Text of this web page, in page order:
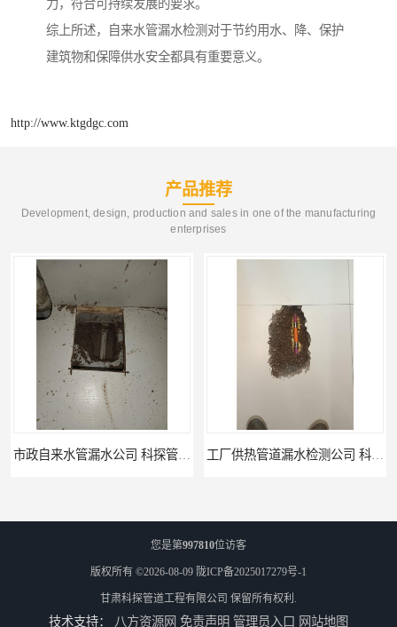
力，符合可持续发展的要求。
综上所述，自来水管漏水检测对于节约用水、降、保护
建筑物和保障供水安全都具有重要意义。
http://www.ktgdgc.com
产品推荐
Development, design, production and sales in one of the manufacturing
enterprises
公司仪器测漏电话 科探管道工程
您是第997810位访客
版权所有 ©2026-08-09 陇ICP备2025017279号-1
甘肃科探管道工程有限公司 保留所有权利.
技术支持： 八方资源网 免责声明 管理员入口 网站地图